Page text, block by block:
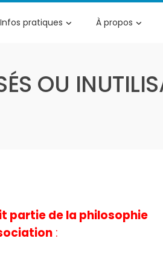
Infos pratiques À propos
OU
partie de la philosophie
: